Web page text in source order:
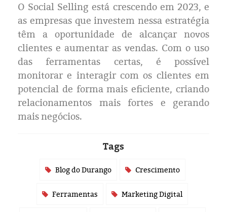
O Social Selling está crescendo em 2023, e
as empresas que investem nessa estratégia
têm a oportunidade de alcançar novos
clientes e aumentar as vendas. Com o uso
das ferramentas certas, é possível
monitorar e interagir com os clientes em
potencial de forma mais eficiente, criando
relacionamentos mais fortes e gerando
mais negócios.
Tags
Blog do Durango Crescimento
Ferramentas Marketing Digital